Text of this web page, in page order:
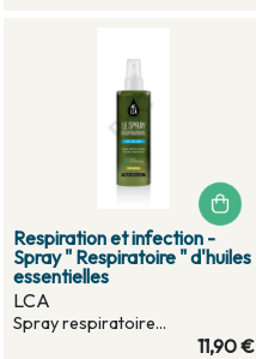
Respiration et infection -
Spray " Respiratoire " d'huiles
essentielles
LCA
Spray respiratoire...
11,90 €